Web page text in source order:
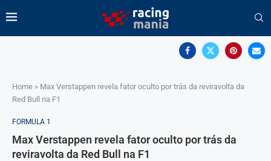
Home » Max Verstappen revela fator oculto por trás da reviravolta da
Red Bull na F1
FORMULA 1
Max Verstappen revela fator oculto por trás da
reviravolta da Red Bull na F1